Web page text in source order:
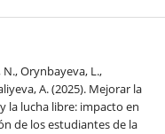
Orynbayeva, L.,
A. (2025). Mejorar la
la lucha libre: impacto en
de los estudiantes de la